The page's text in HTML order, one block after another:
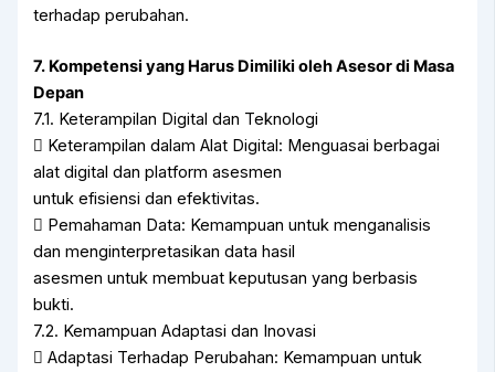
terhadap perubahan.
7. Kompetensi yang Harus Dimiliki oleh Asesor di Masa
Depan
7.1. Keterampilan Digital dan Teknologi
 Keterampilan dalam Alat Digital: Menguasai berbagai
alat digital dan platform asesmen
untuk efisiensi dan efektivitas.
 Pemahaman Data: Kemampuan untuk menganalisis
dan menginterpretasikan data hasil
asesmen untuk membuat keputusan yang berbasis
bukti.
7.2. Kemampuan Adaptasi dan Inovasi
 Adaptasi Terhadap Perubahan: Kemampuan untuk